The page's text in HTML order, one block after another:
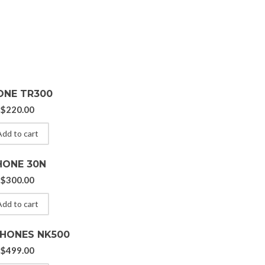
TR300
$220.00
to cart
30N
$300.00
to cart
NK500
$499.00